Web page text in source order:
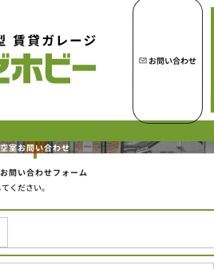
お問い合わせ
空室お問い合わせ
問い合わせフォーム
ください。